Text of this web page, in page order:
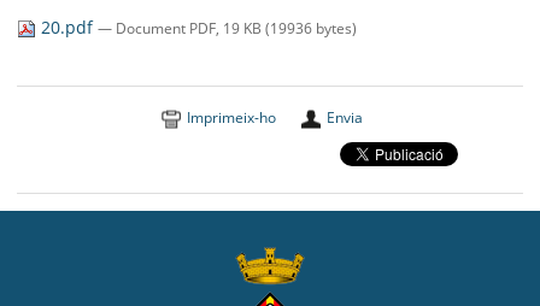
20.pdf— Document PDF, 19 KB (19936 bytes)
Imprimeix-ho Envia